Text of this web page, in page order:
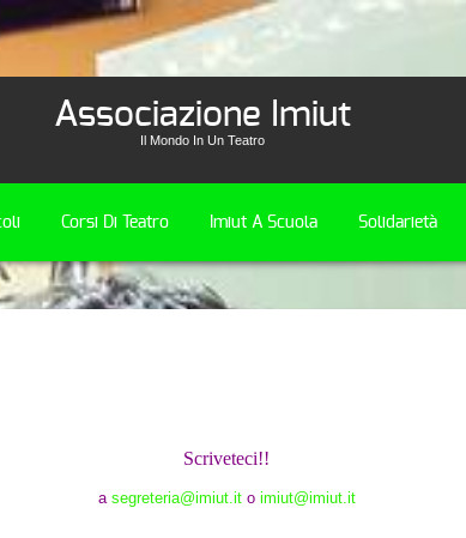
Associazione Imiut
Il Mondo In Un Teatro
Corsi Di Teatro Imiut A Scuola Solidarietà
Scriveteci!!
a segreteria@imiut.ito imiut@imiut.it